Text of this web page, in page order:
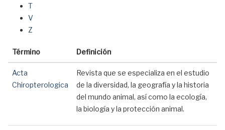
T
V
Z
Término Definición
Acta
Chiropterologica
Revista que se especializa en el estudio
de la diversidad, la geografía y la historia
del mundo animal, así como la ecología,
la biología y la protección animal.